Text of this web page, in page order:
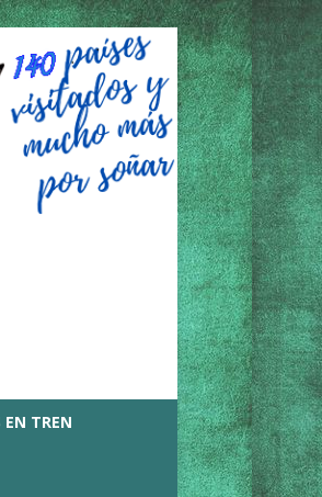
EN TREN